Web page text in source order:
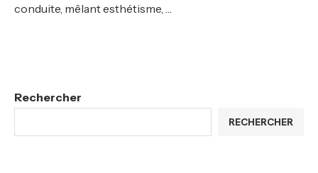
conduite, mêlant esthétisme, …
Rechercher
RECHERCHER